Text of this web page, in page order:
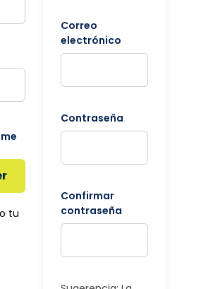
tu
Correo
electrónico
Contraseña
Confirmar
contraseña